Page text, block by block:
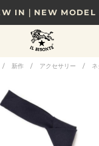
IN｜NEW MODEL
で｜税込11,000円以上
ンから選べる、新しいギ
/ 新作 / アクセサリー /